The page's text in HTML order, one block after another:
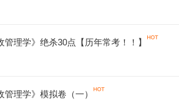
管理学》绝杀30点【历年常考！！】
管理学》模拟卷（一）